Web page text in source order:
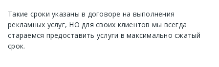
Такие сроки указаны в договоре на выполнения
рекламных услуг, НО для своих клиентов мы всегда
стараемся предоставить услуги в максимально сжатый
срок.